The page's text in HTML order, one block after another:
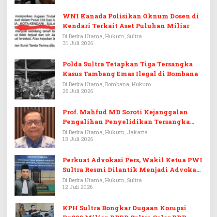
WNI Kanada Polisikan Oknum Dosen di
Kendari Terkait Aset Puluhan Miliar
Di Berita Utama, Hukum, Sultra
31 Juli 2026
Polda Sultra Tetapkan Tiga Tersangka
Kasus Tambang Emas Ilegal di Bombana
Di Berita Utama, Bombana, Hukum
26 Juli 2026
Prof. Mahfud MD Soroti Kejanggalan
Pengalihan Penyelidikan Tersangka
Febrie Adriansyah
Di Berita Utama, Hukum, Jakarta
13 Juli 2026
Perkuat Advokasi Pers, Wakil Ketua PWI
Sultra Resmi Dilantik Menjadi Advokat
PERADI
Di Berita Utama, Hukum, Sultra
12 Juli 2026
KPH Sultra Bongkar Dugaan Korupsi